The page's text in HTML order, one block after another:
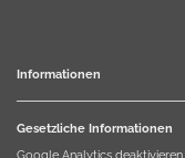
Informationen
Gesetzliche Informationen
Google Analytics deaktivieren